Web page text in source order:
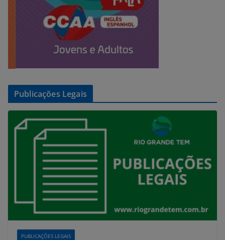
Publicações Legais
PUBLICAÇÕES LEGAIS